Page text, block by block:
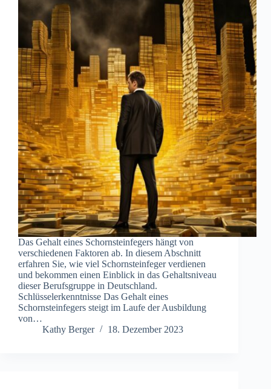
Das Gehalt eines Schornsteinfegers hängt von
verschiedenen Faktoren ab. In diesem Abschnitt
erfahren Sie, wie viel Schornsteinfeger verdienen
und bekommen einen Einblick in das Gehaltsniveau
dieser Berufsgruppe in Deutschland.
Schlüsselerkenntnisse Das Gehalt eines
Schornsteinfegers steigt im Laufe der Ausbildung
von…
Kathy Berger
18. Dezember 2023